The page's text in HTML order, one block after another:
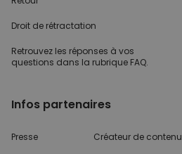
Droit de rétractation
Retrouvez les réponses à vos
questions dans la rubrique FAQ.
Infos partenaires
Presse Créateur de contenu